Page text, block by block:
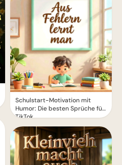
Schulstart-Motivation mit
Humor: Die besten Sprüche für
TikTok